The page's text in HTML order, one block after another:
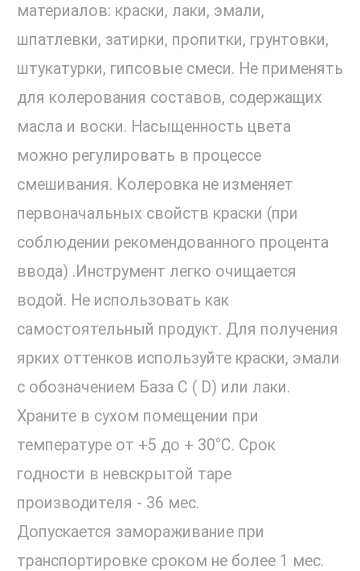
материалов: краски, лаки, эмали,
шпатлевки, затирки, пропитки, грунтовки,
штукатурки, гипсовые смеси. Не применять
для колерования составов, содержащих
масла и воски. Насыщенность цвета
можно регулировать в процессе
смешивания. Колеровка не изменяет
первоначальных свойств краски (при
соблюдении рекомендованного процента
ввода) .Инструмент легко очищается
водой. Не использовать как
самостоятельный продукт. Для получения
ярких оттенков используйте краски, эмали
с обозначением База С ( D) или лаки.
Храните в сухом помещении при
температуре от +5 до + 30°С. Срок
годности в невскрытой таре
производителя - 36 мес.
Допускается замораживание при
транспортировке сроком не более 1 мес.